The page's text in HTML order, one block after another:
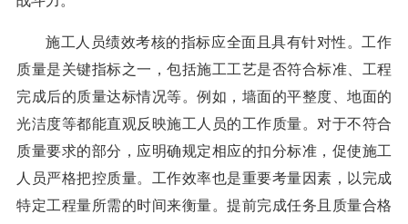
施工人员绩效考核的指标应全面且具有针对性。工作
质量是关键指标之一，包括施工工艺是否符合标准、工程
完成后的质量达标情况等。例如，墙面的平整度、地面的
光洁度等都能直观反映施工人员的工作质量。对于不符合
质量要求的部分，应明确规定相应的扣分标准，促使施工
人员严格把控质量。工作效率也是重要考量因素，以完成
特定工程量所需的时间来衡量。提前完成任务且质量合格